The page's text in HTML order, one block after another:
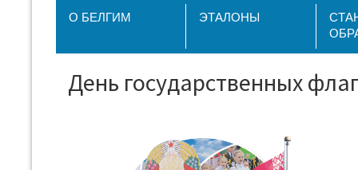
О БЕЛГИМ ЭТАЛОНЫ
День государственных